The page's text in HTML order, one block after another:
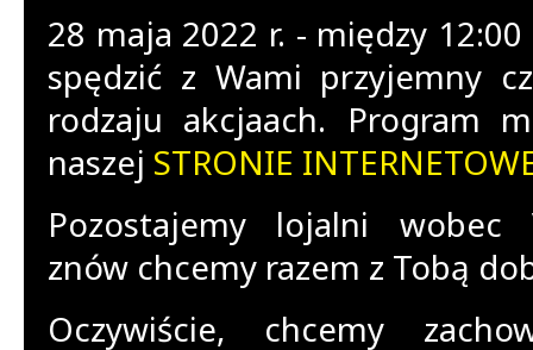
28 maja 2022 r. - między
spędzić z Wami przyjemny
rodzaju akcjaach. Program
naszej STRONIE
Pozostajemy lojalni wobec
znów chcemy razem z Tobą
Oczywiście, chcemy